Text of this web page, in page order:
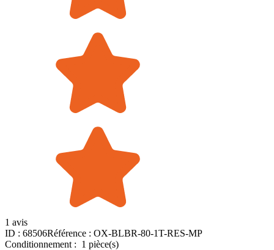
1 avis
ID : 68506Référence : OX-BLBR-80-1T-RES-MP
Conditionnement : 1 pièce(s)